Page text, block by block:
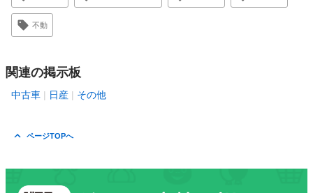
不動
関連の掲示板
中古車 日産 その他
ページTOPへ